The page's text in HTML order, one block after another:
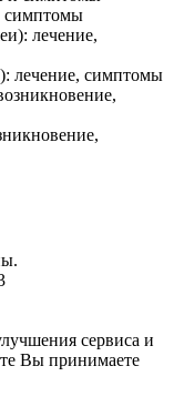
симптомы
лечение, симптомы
сервиса и
Вы принимаете